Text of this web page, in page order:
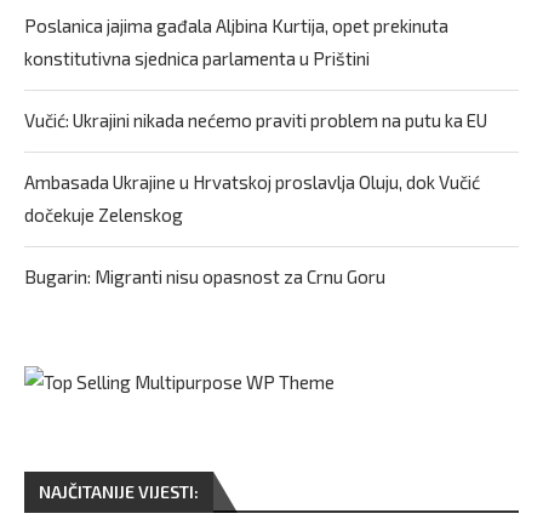
Poslanica jajima gađala Aljbina Kurtija, opet prekinuta
konstitutivna sjednica parlamenta u Prištini
Vučić: Ukrajini nikada nećemo praviti problem na putu ka EU
Ambasada Ukrajine u Hrvatskoj proslavlja Oluju, dok Vučić
dočekuje Zelenskog
Bugarin: Migranti nisu opasnost za Crnu Goru
NAJČITANIJE VIJESTI: